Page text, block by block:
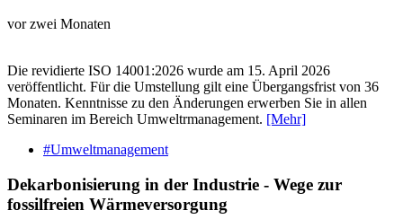
vor zwei Monaten
Die revidierte ISO 14001:2026 wurde am 15. April 2026
veröffentlicht. Für die Umstellung gilt eine Übergangsfrist von 36
Monaten. Kenntnisse zu den Änderungen erwerben Sie in allen
Seminaren im Bereich Umweltrmanagement. [Mehr]
#Umweltmanagement
Dekarbonisierung in der Industrie - Wege zur
fossilfreien Wärmeversorgung